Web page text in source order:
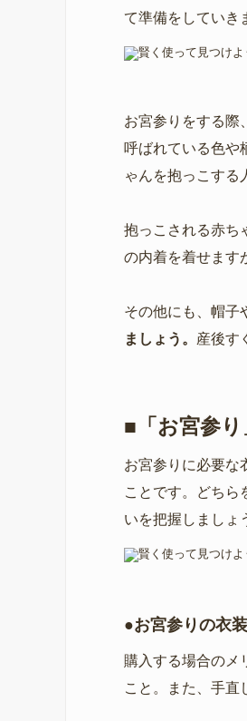
て準備をしていき
お宮参りをする際
呼ばれている色や
ゃんを抱っこする
抱っこされる赤ち
の内着を着せます
その他にも、帽子
ましょう。 産後す
■「お宮参
お宮参りに必要な
ことです。どちら
いを把握しましょ
●お宮参りの衣
購入する場合のメ
こと。また、手直